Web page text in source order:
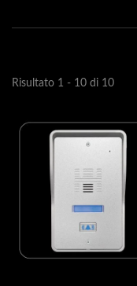
Risultato 1 - 10 di 10